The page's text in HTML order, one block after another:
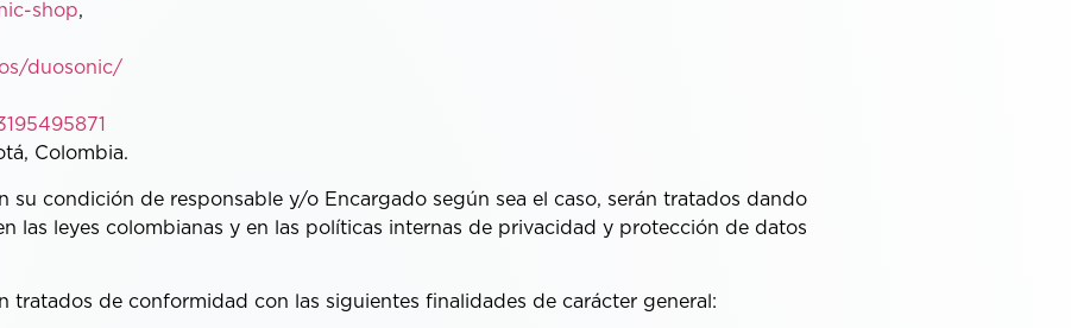
shop,
duosonic/
Colombia.
su condición de responsable y/o Encargado según sea el caso, serán tratados dando
las leyes colombianas y en las políticas internas de privacidad y protección de datos
tratados de conformidad con las siguientes finalidades de carácter general: